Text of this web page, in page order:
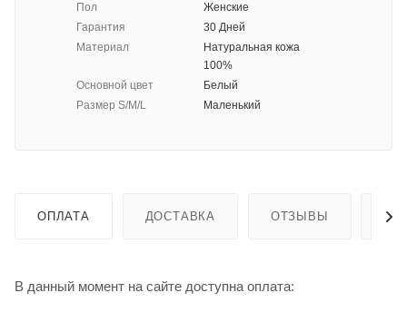
Пол
Женские
Гарантия
30 Дней
Материал
Натуральная кожа
100%
Основной цвет
Белый
Размер S/M/L
Маленький
ОПЛАТА ДОСТАВКА ОТЗЫВЫ
В данный момент на сайте доступна оплата: